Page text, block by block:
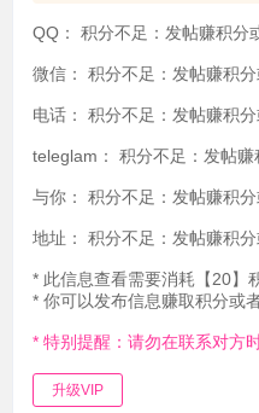
QQ： 积分不足：发帖赚积分
微信： 积分不足：发帖赚积分
电话： 积分不足：发帖赚积分
teleglam： 积分不足：发帖赚
与你： 积分不足：发帖赚积分
地址： 积分不足：发帖赚积分
* 此信息查看需要消耗【20】
* 你可以发布信息赚取积分或
* 特别提醒：请勿在联系对方
升级VIP